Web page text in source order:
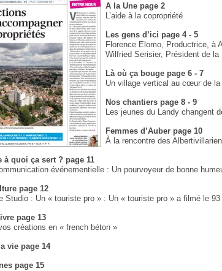
A la Une page 2
L’aide à la copropriété
Les gens d’ici page 4 - 5
Florence Elomo, Productrice, à
Wilfried Serisier, Président de la
Là où ça bouge page 6 - 7
Un village vertical au cœur de la
Nos chantiers page 8 - 9
Les jeunes du Landy changent
Femmes d’Auber page 10
À la rencontre des
à quoi ça sert ? page 11
événementielle : Un pourvoyeur de bonne
page 12
Studio : Un « touriste pro » : Un « touriste pro » a filmé le 93
page 13
créations en « french béton »
vie page 14
page 15